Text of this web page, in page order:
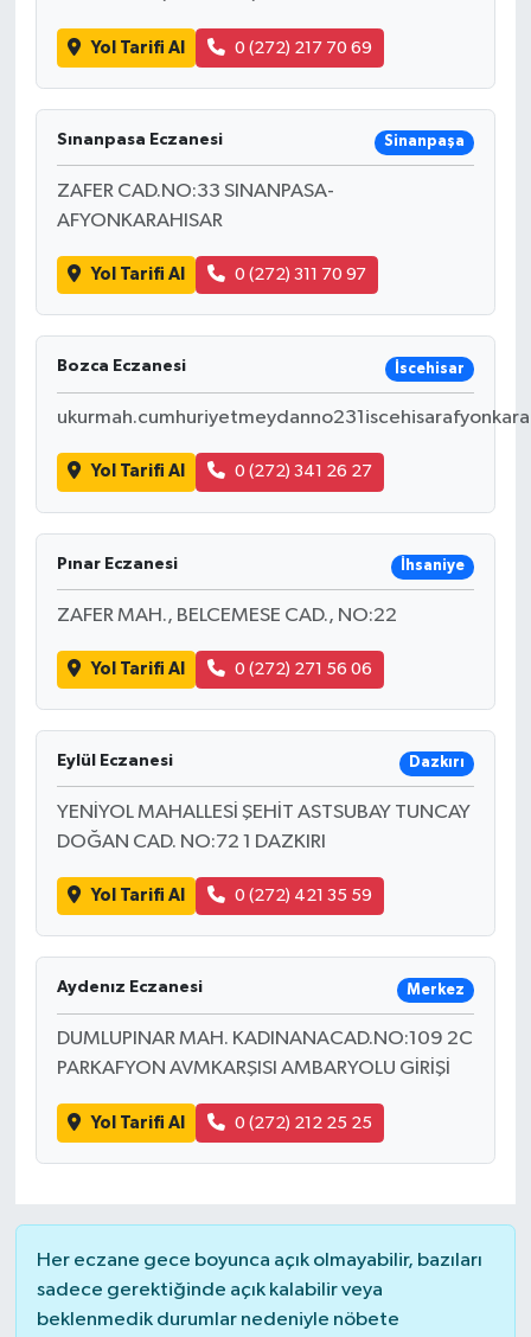
Yol Tarifi Al 0 (272) 217 70 69
Sınanpasa Eczanesi Sinanpaşa
ZAFER CAD.NO:33 SINANPASA-
AFYONKARAHISAR
Yol Tarifi Al 0 (272) 311 70 97
Bozca Eczanesi İscehisar
Yol Tarifi Al 0 (272) 341 26 27
Pınar Eczanesi İhsaniye
ZAFER MAH., BELCEMESE CAD., NO:22
Yol Tarifi Al 0 (272) 271 56 06
Eylül Eczanesi Dazkırı
YENİYOL MAHALLESİ ŞEHİT ASTSUBAY TUNCAY
DOĞAN CAD. NO:72 1 DAZKIRI
Yol Tarifi Al 0 (272) 421 35 59
Aydenız Eczanesi Merkez
DUMLUPINAR MAH. KADINANACAD.NO:109 2C
PARKAFYON AVMKARŞISI AMBARYOLU GİRİŞİ
Yol Tarifi Al 0 (272) 212 25 25
Her eczane gece boyunca açık olmayabilir, bazıları
sadece gerektiğinde açık kalabilir veya
beklenmedik durumlar nedeniyle nöbete